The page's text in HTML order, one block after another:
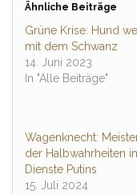
Ähnliche Beiträge
Grüne Krise: Hund
mit dem Schwanz
14. Juni 2023
In "Alle Beiträge"
Wagenknecht:
der Halbwahrheiten
Dienste Putins
15. Juli 2024